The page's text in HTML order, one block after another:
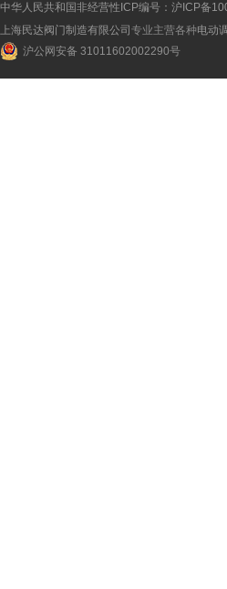
中华人民共和国非经营性ICP编号： 沪ICP备
上海民达阀门制造有限公司 专业主营各种电动
沪公网安备 31011602002290号